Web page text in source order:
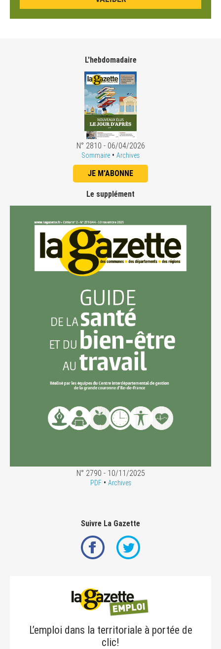
L'hebdomadaire
N° 2810 - 06/04/2026
Sommaire • Archives
JE M'ABONNE
Le supplément
N° 2790 - 10/11/2025
PDF• Archives
Suivre La Gazette
L’emploi dans la territoriale à portée de
clic!